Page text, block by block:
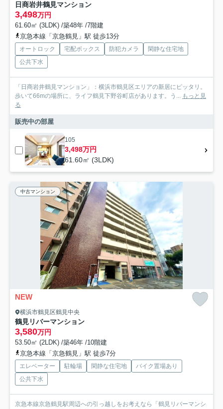
日商岩井鶴見マンション
3,498万円
61.60㎡ (3LDK) /築48年 /7階建
京急本線「京急鶴見」駅 徒歩13分
オートロック 宅配ボックス 防犯カメラ
閑静な住宅地
公共下水
「日商岩井鶴見マンション」：横浜市鶴見区エリアの新居にピッタリ。
歩いて66mの場所に、ライフ鶴見下野谷町店があります。う... もっと見
る
販売中の部屋
105
3,498万円
61.60㎡ (3LDK)
中古マンション
NEW
横浜市鶴見区鶴見中央
鶴見リバーマンション
3,580万円
53.50㎡ (2LDK) /築46年 /10階建
京急本線「京急鶴見」駅 徒歩7分
エレベーター 駐輪場 閑静な住宅地
バイク置場あり
公共下水
京急本線京急鶴見駅周辺への引っ越しをお考えなら「鶴見リバーマンシ